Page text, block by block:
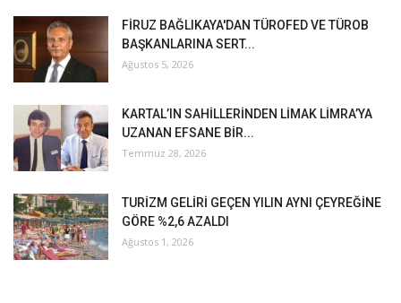
FİRUZ BAĞLIKAYA'DAN TÜROFED VE TÜROB
BAŞKANLARINA SERT...
Ağustos 5, 2026
KARTAL’IN SAHİLLERİNDEN LİMAK LİMRA’YA
UZANAN EFSANE BİR...
Temmuz 28, 2026
TURİZM GELİRİ GEÇEN YILIN AYNI ÇEYREĞİNE
GÖRE %2,6 AZALDI
Ağustos 1, 2026